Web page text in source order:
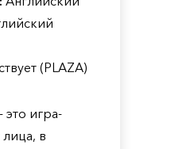
(PLAZA)
это игра-
в